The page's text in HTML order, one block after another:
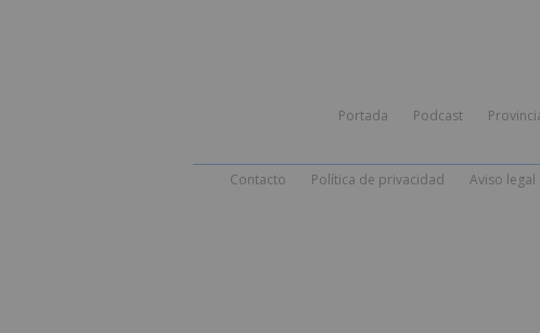
Portada Podcast
Contacto Política de privacidad Aviso legal